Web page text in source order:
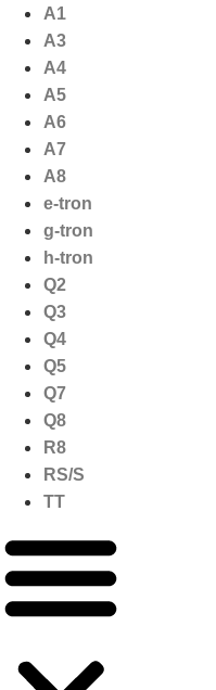
naar
inhoud
A1
A3
A4
A5
A6
A7
A8
e-tron
g-tron
h-tron
Q2
Q3
Q4
Q5
Q7
Q8
R8
RS/S
TT